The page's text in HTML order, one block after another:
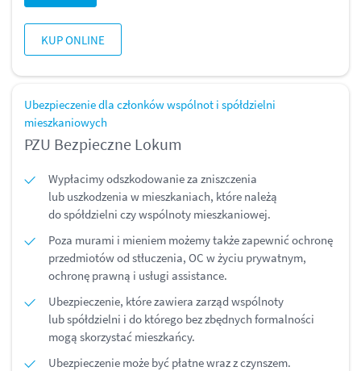
KUP ONLINE
Ubezpieczenie dla członków wspólnot i spółdzielni
mieszkaniowych
PZU Bezpieczne Lokum
Wypłacimy odszkodowanie za zniszczenia
lub uszkodzenia w mieszkaniach, które należą
do spółdzielni czy wspólnoty mieszkaniowej.
Poza murami i mieniem możemy także zapewnić ochronę
przedmiotów od stłuczenia, OC w życiu prywatnym,
ochronę prawną i usługi assistance.
Ubezpieczenie, które zawiera zarząd wspólnoty
lub spółdzielni i do którego bez zbędnych formalności
mogą skorzystać mieszkańcy.
Ubezpieczenie może być płatne wraz z czynszem.